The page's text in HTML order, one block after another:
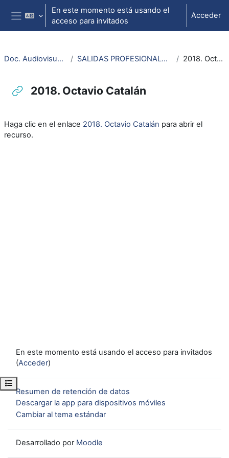
Salta al contenido principal
Panel lateral
En este momento está usando el
acceso para invitados
Acceder
Abrir índice del curso
Doc. Audiovisuales Veterinaria SALIDAS PROFESIONALES VETERINARIA Y CTA 2018. Octavio Catalán
2018. Octavio Catalán
Haga clic en el enlace 2018. Octavio Catalán para abrir el
recurso.
En este momento está usando el acceso para invitados
(Acceder)
Resumen de retención de datos
Descargar la app para dispositivos móviles
Cambiar al tema estándar
Desarrollado por Moodle